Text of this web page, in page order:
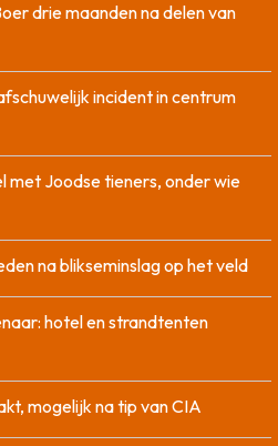
drie maanden na delen van
incident in centrum
met Joodse tieners, onder wie
na blikseminslag op het veld
hotel en strandtenten
mogelijk na tip van CIA